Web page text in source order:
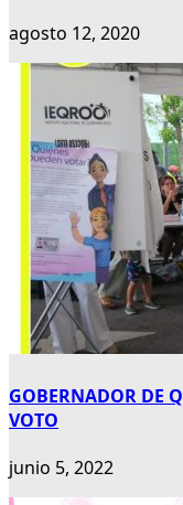
agosto 12, 2020
GOBERNADOR DE
VOTO
junio 5, 2022